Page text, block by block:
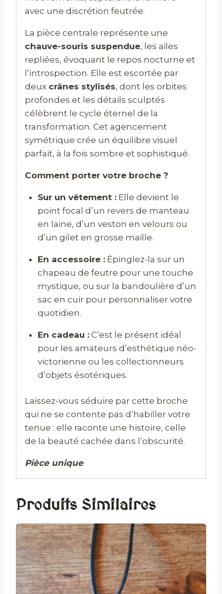
avec une discrétion feutrée.
La pièce centrale représente une
chauve-souris suspendue, les ailes
repliées, évoquant le repos nocturne et
l’introspection. Elle est escortée par
deux crânes stylisés, dont les orbites
profondes et les détails sculptés
célèbrent le cycle éternel de la
transformation. Cet agencement
symétrique crée un équilibre visuel
parfait, à la fois sombre et sophistiqué.
Comment porter votre broche ?
Sur un vêtement :Elle devient le
point focal d’un revers de manteau
en laine, d’un veston en velours ou
d’un gilet en grosse maille.
En accessoire :Épinglez-la sur un
chapeau de feutre pour une touche
mystique, ou sur la bandoulière d’un
sac en cuir pour personnaliser votre
quotidien.
En cadeau :C’est le présent idéal
pour les amateurs d’esthétique néo-
victorienne ou les collectionneurs
d’objets ésotériques.
Laissez-vous séduire par cette broche
qui ne se contente pas d’habiller votre
tenue : elle raconte une histoire, celle
de la beauté cachée dans l’obscurité.
Pièce unique
Produits Similaires